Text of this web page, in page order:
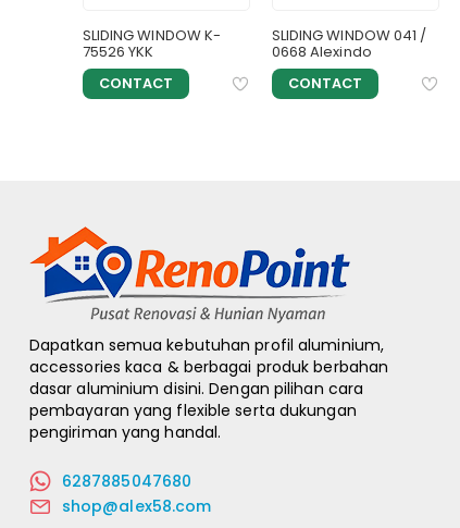
SLIDING WINDOW K-
75526 YKK
CONTACT
SLIDING WINDOW 041 /
0668 Alexindo
CONTACT
Dapatkan semua kebutuhan profil aluminium,
accessories kaca & berbagai produk berbahan
dasar aluminium disini. Dengan pilihan cara
pembayaran yang flexible serta dukungan
pengiriman yang handal.
6287885047680
shop@alex58.com